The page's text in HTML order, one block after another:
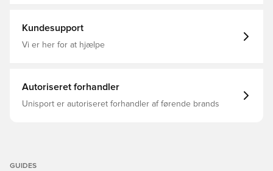
placering omkring omdrejningspunktet muliggør
ubegrænset 360-graders bevægelse, hvilket giver
mulighed for eksplosive retningsskift. Overdelen er
Kundesupport
Vi er her for at hjælpe
Autoriseret forhandler
Unisport er autoriseret forhandler af førende brands
GUIDES